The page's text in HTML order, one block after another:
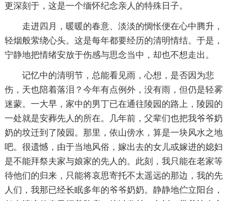
更深刻于，这是一个缅怀纪念亲人的特殊日子。
走进四月，暖暖的春意、淡淡的惆怅便在心中腾升，
轻烟般萦绕心头。这是每年都要经历的清明情结。于是，
宁静地把情绪安放于伤感与思念当中，却也不想走出。
记忆中的清明节，总能看见雨，心想，是否因为悲
伤，天也陪着落泪？今年有点例外，没有雨，但仍是轻雾
迷蒙。一大早，家中的男丁已在通往陵园的路上，陵园的
一处就是安葬先人的所在。几年前，父辈们也把我爷爷奶
奶的坟迁到了陵园。那里，依山傍水，算是一块风水之地
吧。很遗憾，由于当地风俗，嫁出去的女儿或嫁进的媳妇
是不能拜祭夫家与娘家的先人的。此刻，我只能在老家等
待他们的归来，只能将哀思寄托不太遥远的那边，我的先
人们，我那已经长眠多年的爷爷奶奶。静静地伫立阳台，